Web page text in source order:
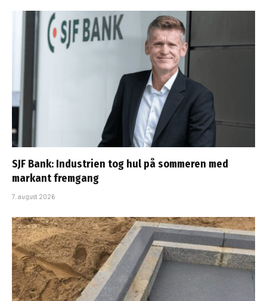
SJF Bank: Industrien tog hul på sommeren med
markant fremgang
7. august 2026